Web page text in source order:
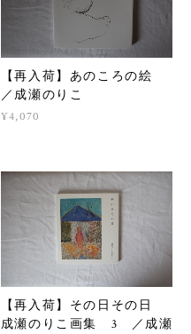
【再入荷】あのころの絵
／成瀬のりこ
¥4,070
【再入荷】その日その日
成瀬のりこ画集 3 ／成瀬